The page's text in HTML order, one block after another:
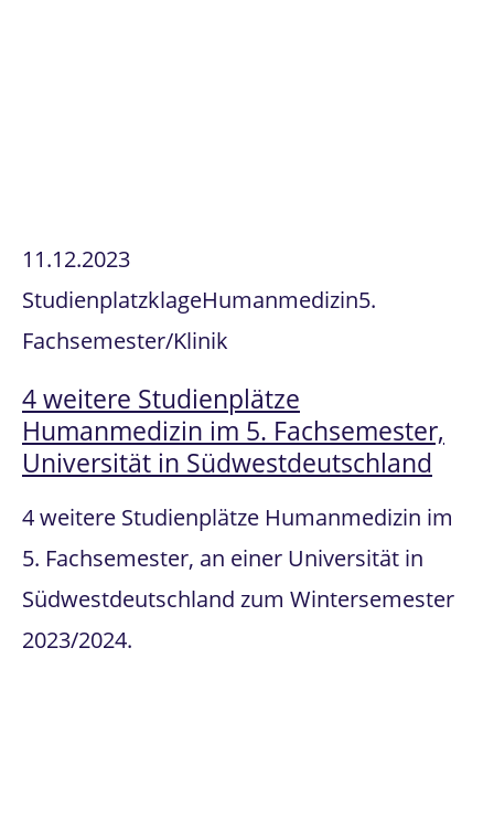
11.12.2023
StudienplatzklageHumanmedizin5.
Fachsemester/Klinik
4 weitere Studienplätze
Humanmedizin im 5. Fachsemester,
Universität in Südwestdeutschland
4 weitere Studienplätze Humanmedizin im
5. Fachsemester, an einer Universität in
Südwestdeutschland zum Wintersemester
2023/2024.